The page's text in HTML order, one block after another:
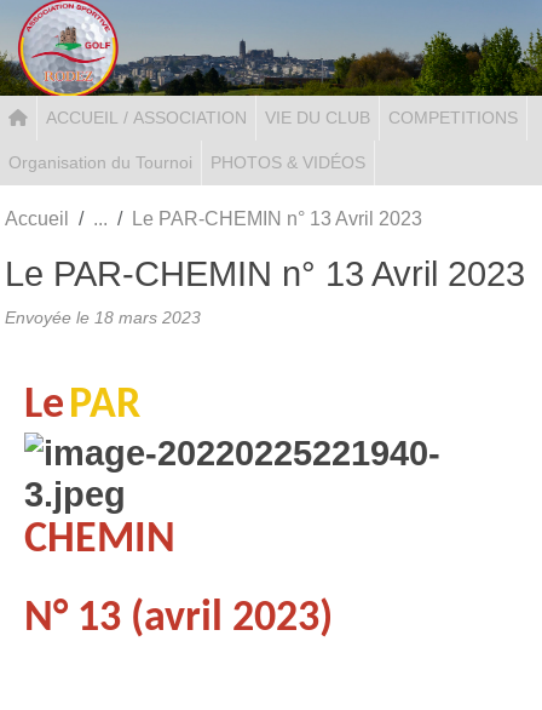
ACCUEIL / ASSOCIATION VIE DU CLUB COMPETITIONS
Organisation du Tournoi PHOTOS & VIDÉOS
Accueil Le PAR-CHEMIN n° 13 Avril 2023
Le PAR-CHEMIN n° 13 Avril 2023
Envoyée le 18 mars 2023
LePAR
CHEMIN
N° 13 (avril 2023)
Panneau de gestion des cookies